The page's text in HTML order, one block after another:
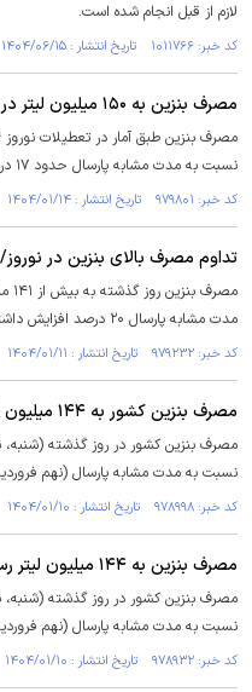
لازم از قبل انجام شده است.
کد خبر: ۱۰۱۱۷۶۶ تاریخ انتشار : ۱۴۰۴/۰۶/۱۵
مصرف بنزین به ۱۵۰ میلیون لیتر در روز رسید
نسبت به مدت مشابه پارسال حدود ۱۷ درصد افزایش داشته است.
کد خبر: ۹۷۹۸۰۱ تاریخ انتشار : ۱۴۰۴/۰۱/۱۴
تداوم مصرف بالای بنزین در نوروز/
مدت مشابه پارسال ۲۰ درصد افزایش داشته است.
کد خبر: ۹۷۹۲۳۲ تاریخ انتشار : ۱۴۰۴/۰۱/۱۱
مصرف بنزین کشور به ۱۴۴ میلیون لیتر رسید
نسبت به مدت مشابه پارسال (نهم فروردین ۱۴۰۳)، ۱۵ درصد افزایش داشته
کد خبر: ۹۷۸۹۹۸ تاریخ انتشار : ۱۴۰۴/۰۱/۱۰
مصرف بنزین به ۱۴۴ میلیون لیتر رسید
نسبت به مدت مشابه پارسال (نهم فروردین ۱۴۰۳)، ۱۵ درصد افزایش داشته
کد خبر: ۹۷۸۹۳۲ تاریخ انتشار : ۱۴۰۴/۰۱/۱۰